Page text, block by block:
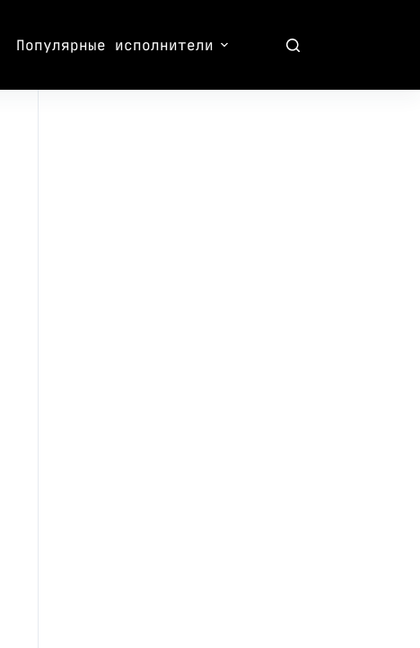
Популярные исполнители